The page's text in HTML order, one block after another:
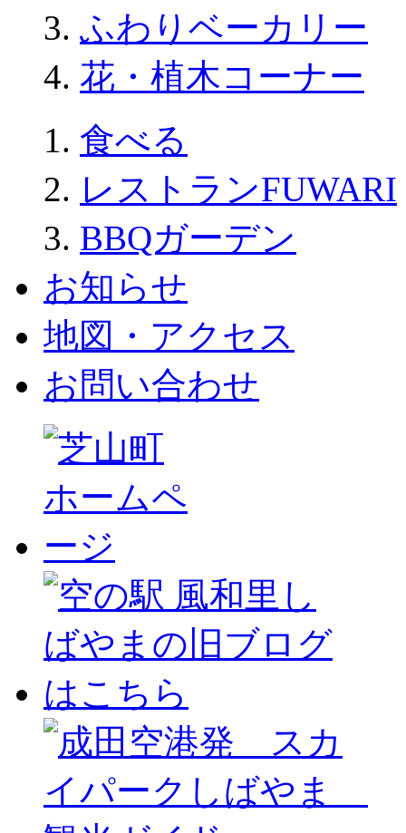
ふわりベーカリー
花・植木コーナー
食べる
レストランFUWARI
BBQガーデン
お知らせ
地図・アクセス
お問い合わせ